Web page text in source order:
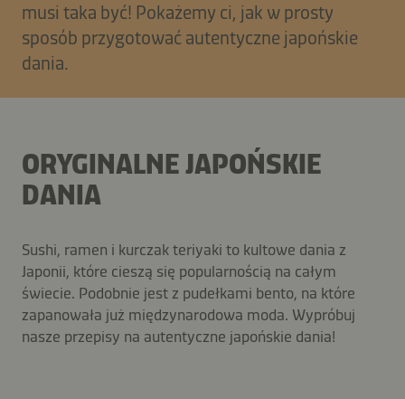
musi taka być! Pokażemy ci, jak w prosty
sposób przygotować autentyczne japońskie
dania.
ORYGINALNE JAPOŃSKIE
DANIA
Sushi, ramen i kurczak teriyaki to kultowe dania z
Japonii, które cieszą się popularnością na całym
świecie. Podobnie jest z pudełkami bento, na które
zapanowała już międzynarodowa moda. Wypróbuj
nasze przepisy na autentyczne japońskie dania!